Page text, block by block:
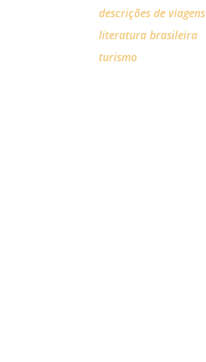
descrições de viagens
literatura brasileira
turismo